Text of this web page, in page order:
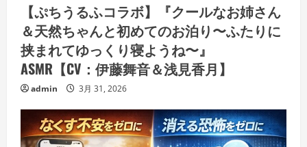
【ぷちうるふコラボ】『クールなお姉さん
＆天然ちゃんと初めてのお泊り〜ふたりに
挟まれてゆっくり寝ようね〜』
ASMR【CV：伊藤舞音＆浅見香月】
admin 3月 31, 2026